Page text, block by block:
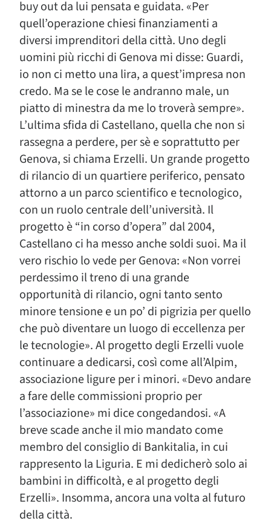
buy out da lui pensata e guidata. «Per
quell’operazione chiesi finanziamenti a
diversi imprenditori della città. Uno degli
uomini più ricchi di Genova mi disse: Guardi,
io non ci metto una lira, a quest’impresa non
credo. Ma se le cose le andranno male, un
piatto di minestra da me lo troverà sempre».
L’ultima sfida di Castellano, quella che non si
rassegna a perdere, per sè e soprattutto per
Genova, si chiama Erzelli. Un grande progetto
di rilancio di un quartiere periferico, pensato
attorno a un parco scientifico e tecnologico,
con un ruolo centrale dell’università. Il
progetto è “in corso d’opera” dal 2004,
Castellano ci ha messo anche soldi suoi. Ma il
vero rischio lo vede per Genova: «Non vorrei
perdessimo il treno di una grande
opportunità di rilancio, ogni tanto sento
minore tensione e un po’ di pigrizia per quello
che può diventare un luogo di eccellenza per
le tecnologie». Al progetto degli Erzelli vuole
continuare a dedicarsi, così come all’Alpim,
associazione ligure per i minori. «Devo andare
a fare delle commissioni proprio per
l’associazione» mi dice congedandosi. «A
breve scade anche il mio mandato come
membro del consiglio di Bankitalia, in cui
rappresento la Liguria. E mi dedicherò solo ai
bambini in difficoltà, e al progetto degli
Erzelli». Insomma, ancora una volta al futuro
della città.